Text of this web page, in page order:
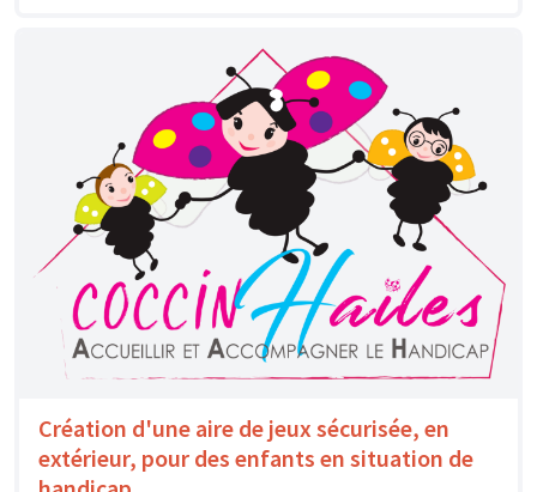
Création d'une aire de jeux sécurisée, en
extérieur, pour des enfants en situation de